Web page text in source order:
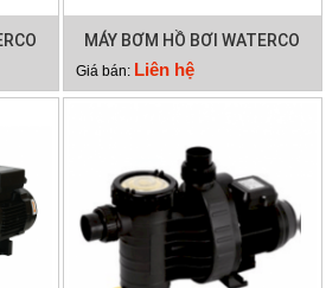
MÁY BƠM HỒ BƠI WATERCO
HYDROSTAR 250
Giá bán: Liên hệ